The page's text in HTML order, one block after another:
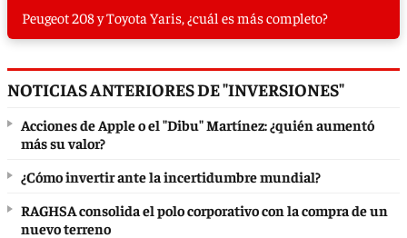
Peugeot 208 y Toyota Yaris, ¿cuál es más completo?
NOTICIAS ANTERIORES DE "INVERSIONES"
Acciones de Apple o el "Dibu" Martínez: ¿quién aumentó
más su valor?
¿Cómo invertir ante la incertidumbre mundial?
RAGHSA consolida el polo corporativo con la compra de un
nuevo terreno